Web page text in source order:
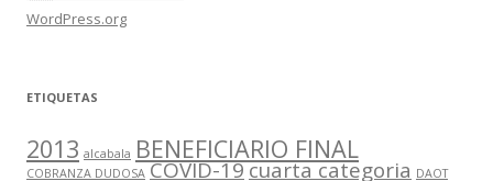
WordPress.org
ETIQUETAS
2013 alcabala BENEFICIARIO FINAL
COBRANZA DUDOSA COVID-19cuarta categoria DAOT